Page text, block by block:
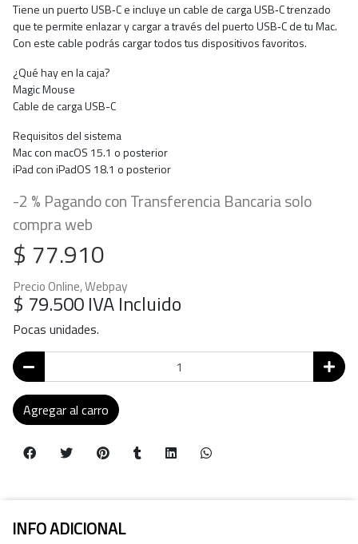
Tiene un puerto USB‑C e incluye un cable de carga USB‑C trenzado
que te permite enlazar y cargar a través del puerto USB‑C de tu Mac.
Con este cable podrás cargar todos tus dispositivos favoritos.
¿Qué hay en la caja?
Magic Mouse
Cable de carga USB-C
Requisitos del sistema
Mac con macOS 15.1 o posterior
iPad con iPadOS 18.1 o posterior
-2 % Pagando con Transferencia Bancaria solo
compra web
$ 77.910
Precio Online, Webpay
$ 79.500IVA Incluido
Pocas unidades.
Agregar al carro
INFO ADICIONAL